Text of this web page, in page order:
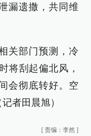
漏遗撒，共同维
关部门预测，冷
将刮起偏北风，
会彻底转好。空
者田晨旭）
[ 责编：李然 ]